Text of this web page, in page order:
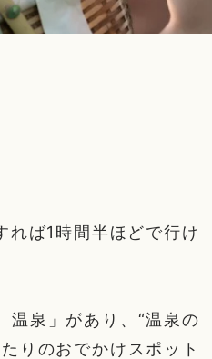
ば1時間半ほどで行け
温泉」があり、“温泉の
りのおでかけスポット